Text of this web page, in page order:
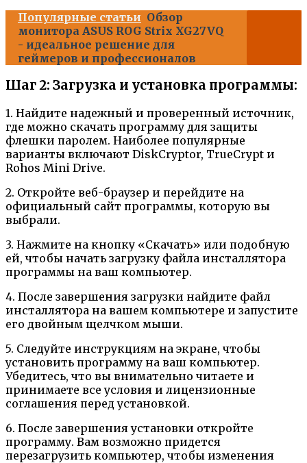
Популярные статьи Обзор
монитора ASUS ROG Strix XG27VQ
- идеальное решение для
геймеров и профессионалов
Шаг 2: Загрузка и установка программы:
1. Найдите надежный и проверенный источник,
где можно скачать программу для защиты
флешки паролем. Наиболее популярные
варианты включают DiskCryptor, TrueCrypt и
Rohos Mini Drive.
2. Откройте веб-браузер и перейдите на
официальный сайт программы, которую вы
выбрали.
3. Нажмите на кнопку «Скачать» или подобную
ей, чтобы начать загрузку файла инсталлятора
программы на ваш компьютер.
4. После завершения загрузки найдите файл
инсталлятора на вашем компьютере и запустите
его двойным щелчком мыши.
5. Следуйте инструкциям на экране, чтобы
установить программу на ваш компьютер.
Убедитесь, что вы внимательно читаете и
принимаете все условия и лицензионные
соглашения перед установкой.
6. После завершения установки откройте
программу. Вам возможно придется
перезагрузить компьютер, чтобы изменения